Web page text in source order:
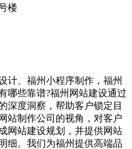
楼
计、福州小程序制作，福州
哪些靠谱?福州网站建设通过
深度洞察，帮助客户锁定目
站制作公司的视角，对客户
网站建设规划，并提供网站
细。我们为福州提供高端品